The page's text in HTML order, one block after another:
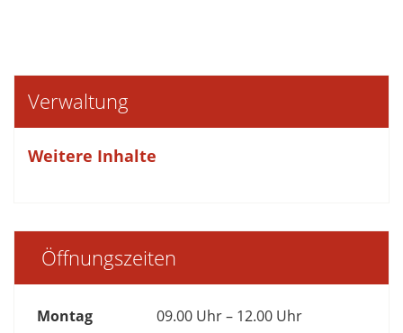
Verwaltung
Weitere Inhalte
Öffnungszeiten
Montag 09.00 Uhr – 12.00 Uhr